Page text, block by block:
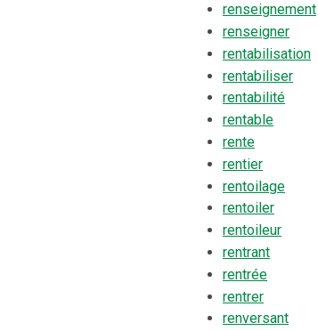
renseignement
renseigner
rentabilisation
rentabiliser
rentabilité
rentable
rente
rentier
rentoilage
rentoiler
rentoileur
rentrant
rentrée
rentrer
renversant